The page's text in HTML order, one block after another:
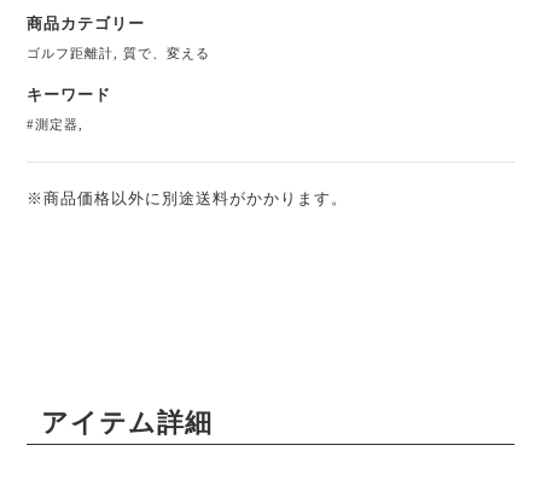
商品カテゴリー
ゴルフ距離計 ,質で、変える
キーワード
#測定器
※商品価格以外に別途送料がかかります。
アイテム詳細